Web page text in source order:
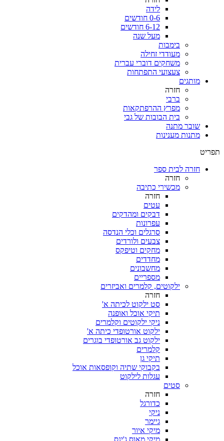
לידה
0-6 חודשים
6-12 חודשים
מעל שנה
בימבות
מעודדי זחילה
משחקים דוברי עברית
צעצועי התפתחות
מותגים
חזרה
ברבי
מפרץ ההרפתקאות
בית הבובות של גבי
שובר מתנה
מתנות מענינות
תפריט
חזרה לבית ספר
חזרה
מכשירי כתיבה
חזרה
עטים
דבקים ומהדקים
עפרונות
סרגלים וכלי הנדסה
צבעים ולורדים
מחקים וטיפקס
מחדדים
מחשבונים
מספריים
ילקוטים, קלמרים ואביזרים
חזרה
סט ילקוט לכיתה א'
תיקי אוכל ואופנה
ניקי ילקוטים וקלמרים
ילקוט אורטופדי כיתה א'
ילקוט גב אורטופדי בוגרים
קלמרים
תיקי גן
בקבוקי שתיה וקופסאות אוכל
עגלות לילקוט
סטים
חזרה
כדורגל
ניקי
גיימר
מיקי איור
מיקי מאוס ג'ינס